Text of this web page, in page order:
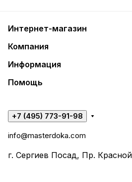
Интернет-магазин
Компания
Информация
Помощь
+7 (495) 773-91-98
info@masterdoka.com
г. Сергиев Посад, Пр.